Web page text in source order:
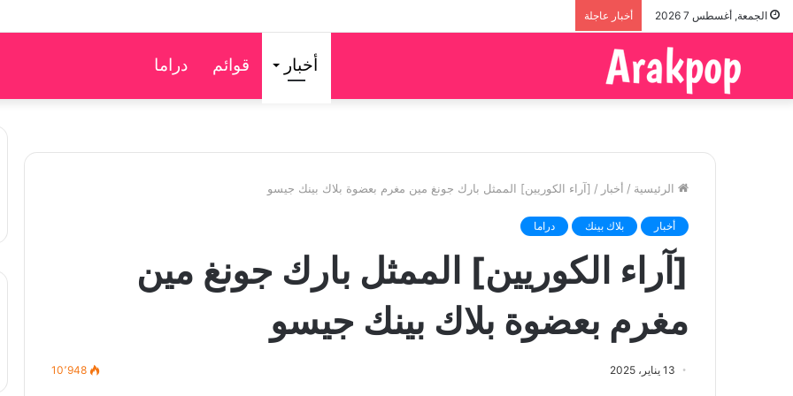
الجمعة, أغسطس 7 2026 أخبار عاجلة
أخبار قوائم دراما
الرئيسية / أخبار / [آراء الكوريين] الممثل بارك جونغ مين مغرم بعضوة بلاك بينك جيسو
أخبار بلاك بينك دراما
[آراء الكوريين] الممثل بارك جونغ مين
مغرم بعضوة بلاك بينك جيسو
13 يناير، 2025 10٬948